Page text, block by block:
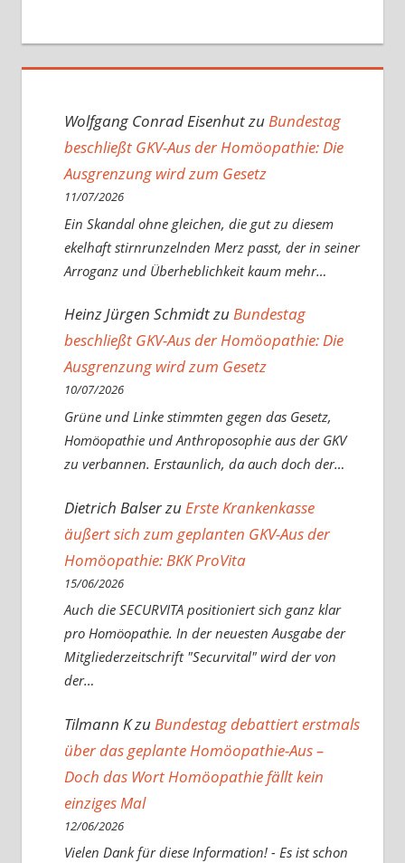
Wolfgang Conrad EisenhutzuBundestag
beschließt GKV-Aus der Homöopathie: Die
Ausgrenzung wird zum Gesetz
11/07/2026
Ein Skandal ohne gleichen, die gut zu diesem
ekelhaft stirnrunzelnden Merz passt, der in seiner
Arroganz und Überheblichkeit kaum mehr…
Heinz Jürgen SchmidtzuBundestag
beschließt GKV-Aus der Homöopathie: Die
Ausgrenzung wird zum Gesetz
10/07/2026
Grüne und Linke stimmten gegen das Gesetz,
Homöopathie und Anthroposophie aus der GKV
zu verbannen. Erstaunlich, da auch doch der…
Dietrich Balserzu Erste Krankenkasse
äußert sich zum geplanten GKV-Aus der
Homöopathie: BKK ProVita
15/06/2026
Auch die SECURVITA positioniert sich ganz klar
pro Homöopathie. In der neuesten Ausgabe der
Mitgliederzeitschrift "Securvital" wird der von
der…
Tilmann KzuBundestag debattiert erstmals
über das geplante Homöopathie-Aus –
Doch das Wort Homöopathie fällt kein
einziges Mal
12/06/2026
Vielen Dank für diese Information! - Es ist schon